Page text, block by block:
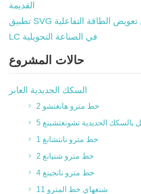
القديمة
تطبيق SVG جنبا إلى جنب مع تعويض الطاقة التفاعلية
LC في الصناعة التحويلية
حالات المشروع
السكك الحديدية العابر
خط مترو هانغتشو 2
بالسكك الحديدية تشونغتشينغ 5
خط مترو نانتشانغ 1
خط مترو شنيانغ 2
خط مترو نانجينغ 4
شنغهاي خط المترو 11